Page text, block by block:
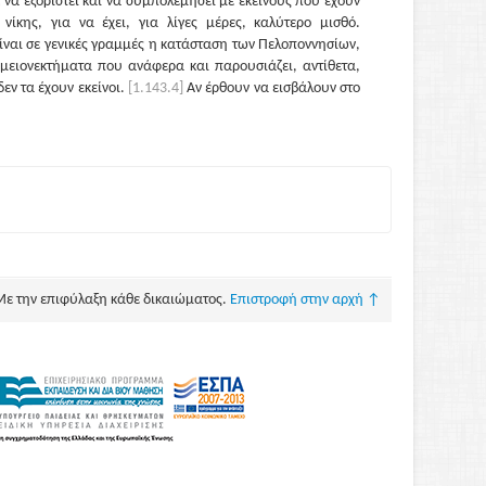
νίκης, για να έχει, για λίγες μέρες, καλύτερο μισθό.
σε γενικές γραμμές η κατάσταση των Πελοποννησίων,
που ανάφερα και παρουσιάζει, αντίθετα,
τα έχουν εκείνοι. [1.143.4] Αν έρθουν να εισβάλουν στο
στην διάθεσή μας άφθονη γη και στα νησιά και στην
θα ήσαν πιο απρόσβλητοι από εμάς; Απ᾽ αυτό πρέπει
που θα πάθομε να μας παρασύρει και ν᾽
δεν θα μείνουν αδρανείς αν δεν είμαστε σε θέση να
Δεν πρέπει να θρηνούμε τα σπίτια μας και τα κτήματά
Δεν είναι τ᾽ άψυχα που κάνουν τους ανθρώπους, αλλά
την επιφύλαξη κάθε δικαιώματος. Επιστροφή στην αρχή ↑